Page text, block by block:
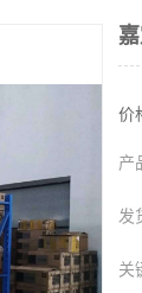
价
产
发
关